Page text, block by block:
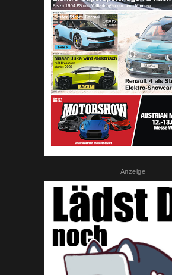
Anzeige